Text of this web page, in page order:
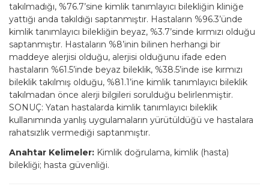
takılmadığı, %76.7’sine kimlik tanımlayıcı bilekliğin kliniğe
yattığı anda takıldığı saptanmıştır. Hastaların %96.3’ünde
kimlik tanımlayıcı bilekliğin beyaz, %3.7’sinde kırmızı olduğu
saptanmıştır. Hastaların %8’inin bilinen herhangi bir
maddeye alerjisi olduğu, alerjisi olduğunu ifade eden
hastaların %61.5’inde beyaz bileklik, %38.5’inde ise kırmızı
bileklik takılmış olduğu, %81.1’ine kimlik tanımlayıcı bileklik
takılmadan önce alerji bilgileri sorulduğu belirlenmiştir.
SONUÇ: Yatan hastalarda kimlik tanımlayıcı bileklik
kullanımında yanlış uygulamaların yürütüldüğü ve hastalara
rahatsızlık vermediği saptanmıştır.
Anahtar Kelimeler: Kimlik doğrulama, kimlik (hasta)
bilekliği; hasta güvenliği.